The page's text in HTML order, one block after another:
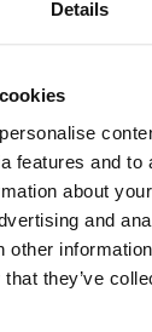
Details
features and to
about
and
other
they’ve
Dit maakt
ook voor
aan het
Ook aan de
voor het hele